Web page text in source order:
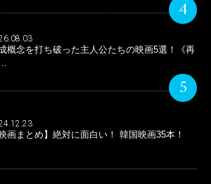
4
概念を打ち破った主人公たちの映画5選！《再
5
映画まとめ】絶対に面白い！ 韓国映画35本！